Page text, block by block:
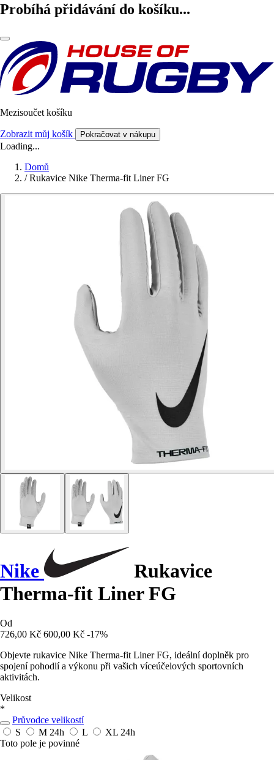
Probíhá přidávání do košíku...
Mezisoučet košíku
Zobrazit můj košík Pokračovat v nákupu
Loading...
Domů
/ Rukavice Nike Therma-fit Liner FG
Nike
Rukavice
Therma-fit Liner FG
Od
726,00 Kč 600,00 Kč -17%
Objevte rukavice Nike Therma-fit Liner FG, ideální doplněk pro
spojení pohodlí a výkonu při vašich víceúčelových sportovních
aktivitách.
Velikost
*
Průvodce velikostí
S
M 24h L XL 24h
Toto pole je povinné